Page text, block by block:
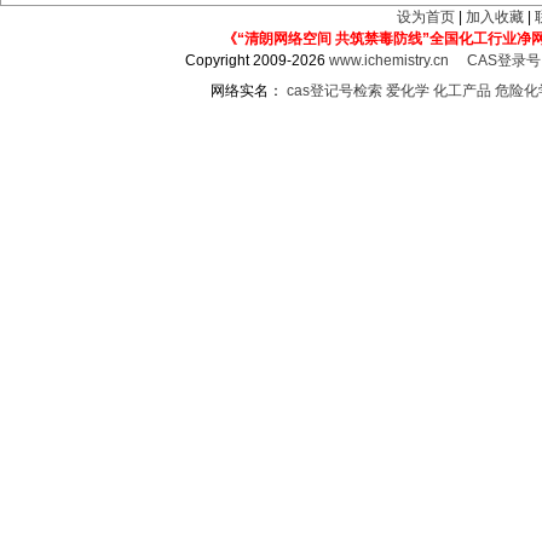
设为首页 加入收藏
《“清朗网络空间 共筑禁毒防线”全国化工行业净
Copyright 2009-2026www.ichemistry.cn
CAS登录
网络实名： cas登记号检索 爱化学 化工产品 危险化